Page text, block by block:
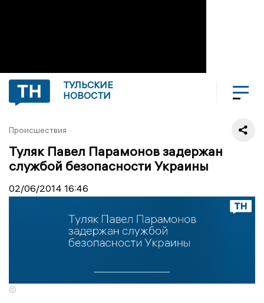
ТУЛЬСКИЕ
НОВОСТИ
Происшествия
Туляк Павел Парамонов задержан
службой безопасности Украины
02/06/2014 16:46
©